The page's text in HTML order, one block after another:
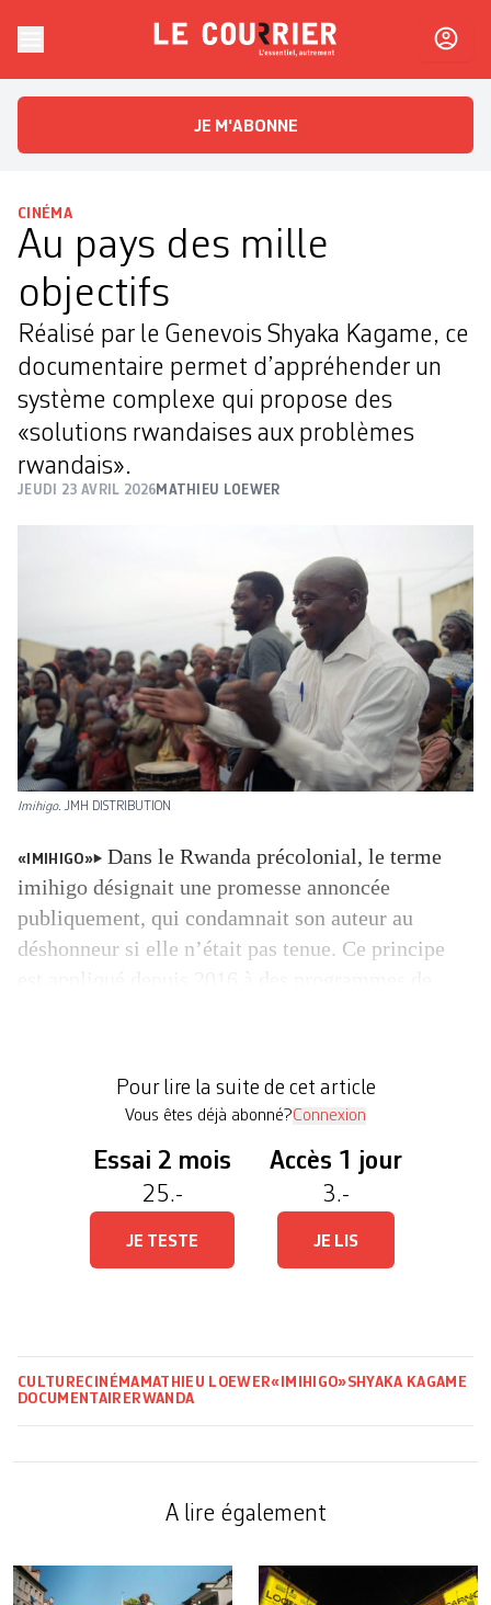
Le CourrierL'essentiel, autrement
JE M'ABONNE
CINÉMA
Au pays des mille
objectifs
Réalisé par le Genevois Shyaka Kagame, ce
documentaire permet d’appréhender un
système complexe qui propose des
«solutions rwandaises aux problèmes
rwandais».
JEUDI 23 AVRIL 2026MATHIEU LOEWER
Imihigo. JMH DISTRIBUTION
«IMIHIGO»
Dans le Rwanda précolonial, le terme
imihigo désignait une promesse annoncée
publiquement, qui condamnait son auteur au
déshonneur si elle n’était pas tenue. Ce principe
évalués et donneront lieu […]
Pour lire la suite de cet article
Vous êtes déjà abonné?Connexion
Essai 2 mois
25.-
JE TESTE
Accès 1 jour
3.-
JE LIS
CULTURECINÉMA MATHIEU LOEWER«IMIHIGO»SHYAKA KAGAME
DOCUMENTAIRE RWANDA
A lire également